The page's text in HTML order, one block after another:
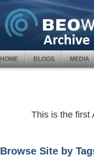
HOME BLOGS MEDIA
This is the first
Browse Site by